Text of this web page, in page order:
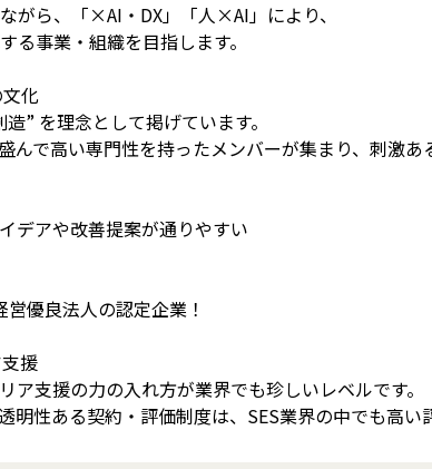
がら、「×AI・DX」「人×AI」により、
事業・組織を目指します。
化
” を理念として掲げています。
で高い専門性を持ったメンバーが集まり、刺激あ
デアや改善提案が通りやすい
優良法人の認定企業！
援
支援の力の入れ方が業界でも珍しいレベルです。
性ある契約・評価制度は、SES業界の中でも高い